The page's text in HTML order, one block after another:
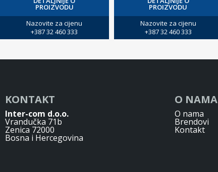
PROIZVODU
Nazovite za cijenu
+387 32 460 333
PROIZVODU
Nazovite za cijenu
+387 32 460 333
KONTAKT
Inter-com d.o.o.
Vrandučka 71b
Zenica 72000
Bosna i Hercegovina
O NAMA
O nama
Brendovi
Kontakt